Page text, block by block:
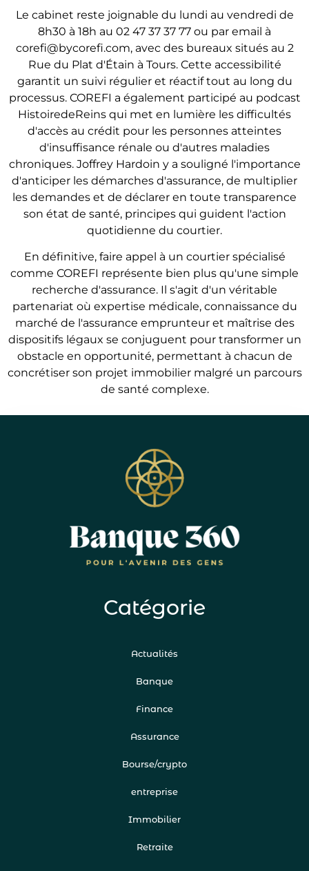
Le cabinet reste joignable du lundi au vendredi de
8h30 à 18h au 02 47 37 37 77 ou par email à
corefi@bycorefi.com, avec des bureaux situés au 2
Rue du Plat d'Étain à Tours. Cette accessibilité
garantit un suivi régulier et réactif tout au long du
processus. COREFI a également participé au podcast
HistoiredeReins qui met en lumière les difficultés
d'accès au crédit pour les personnes atteintes
d'insuffisance rénale ou d'autres maladies
chroniques. Joffrey Hardoin y a souligné l'importance
d'anticiper les démarches d'assurance, de multiplier
les demandes et de déclarer en toute transparence
son état de santé, principes qui guident l'action
quotidienne du courtier.
En définitive, faire appel à un courtier spécialisé
comme COREFI représente bien plus qu'une simple
recherche d'assurance. Il s'agit d'un véritable
partenariat où expertise médicale, connaissance du
marché de l'assurance emprunteur et maîtrise des
dispositifs légaux se conjuguent pour transformer un
obstacle en opportunité, permettant à chacun de
concrétiser son projet immobilier malgré un parcours
de santé complexe.
Catégorie
Actualités
Banque
Finance
Assurance
Bourse/crypto
entreprise
Immobilier
Retraite